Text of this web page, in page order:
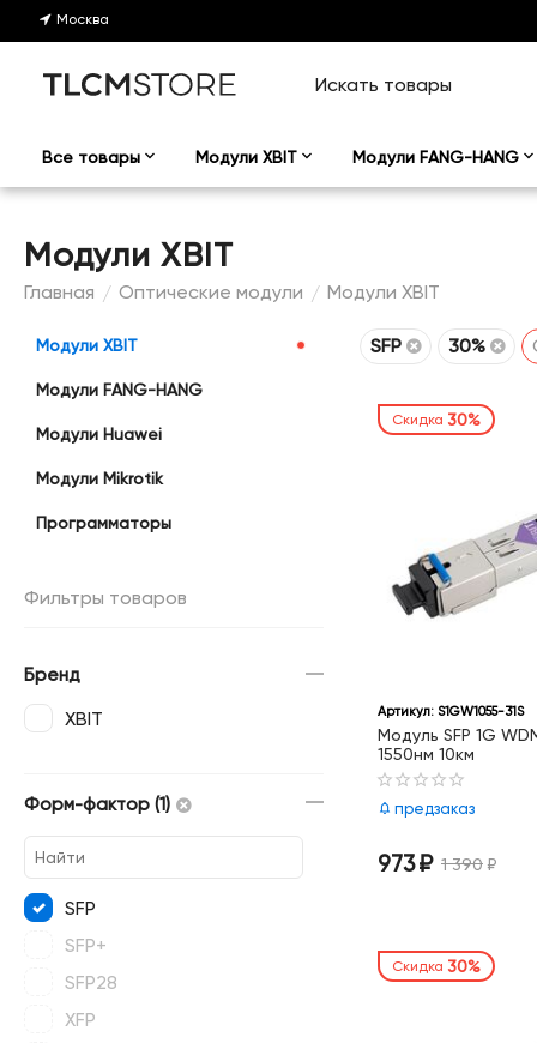
Москва
Все товары Модули XBIT Модули FANG-HANG
Модули XBIT
Главная / Оптические модули / Модули XBIT
SFP 30%
Скидка 30%
Артикул: S1GW1055-31S
Модуль SFP 1G
1550нм 10км
предзаказ
1 390 ₽
973₽
Скидка 30%
Модули XBIT
Модули FANG-HANG
Модули Huawei
Модули Mikrotik
Программаторы
Фильтры товаров
Бренд
XBIT
Форм-фактор (1)
SFP
SFP+
SFP28
XFP